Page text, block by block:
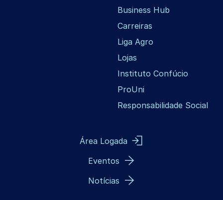
Business Hub
Carreiras
Liga Agro
Lojas
Instituto Confúcio
ProUni
Responsabilidade Social
Área Logada
Eventos
Notícias